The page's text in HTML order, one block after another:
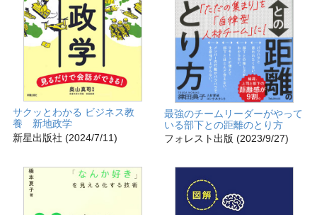
サクッとわかる ビジネス教
養 新地政学
新星出版社 (2024/7/11)
最強のチームリーダーがやって
いる部下との距離のとり方
フォレスト出版 (2023/9/27)